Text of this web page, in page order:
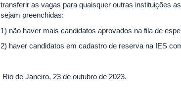
transferir as vagas para quaisquer outras instituições
sejam preenchidas:
1) não haver mais candidatos aprovados na fila de
2) haver candidatos em cadastro de reserva na IES
Rio de Janeiro, 23 de outubro de 2023.